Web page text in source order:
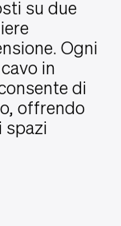
su due
Ogni
in
di
offrendo
spazi